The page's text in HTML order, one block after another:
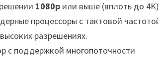
1080p или выше (вплоть до
процессоры с тактовой
разрешениях.
с поддержкой многопоточности